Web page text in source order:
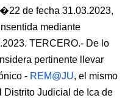
de fecha 31.03.2023,
mediante
TERCERO.- De lo
pertinente llevar
- REM@JU, el mismo
Distrito Judicial de Ica de